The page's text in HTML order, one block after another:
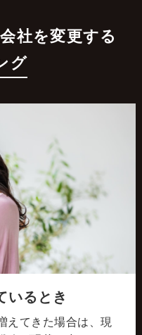
社を変更する
グ
いるとき
えてきた場合は、現